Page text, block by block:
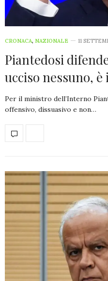
CRONACA, NAZIONALE 11
Piantedosi
ucciso nessuno,
Per il ministro dell’Interno
offensivo, dissuasivo e non…